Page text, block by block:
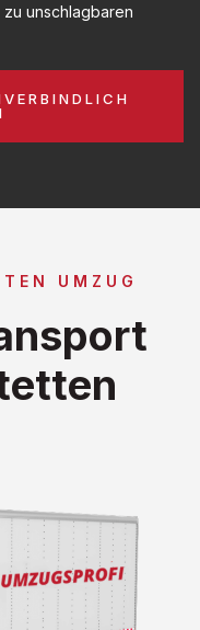
zu unschlagbaren
UMZUG